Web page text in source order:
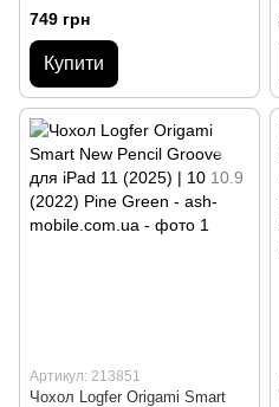
749 грн
Купити
Артикул: 213851
Чохол Logfer Origami Smart